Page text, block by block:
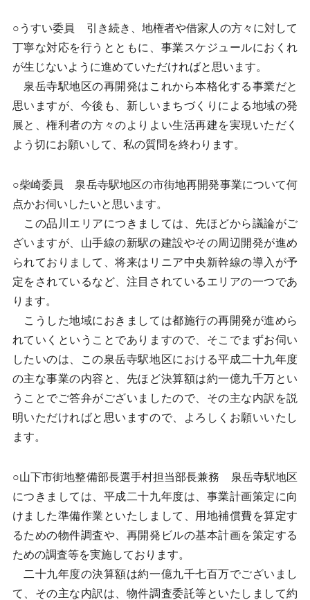
○うすい委員 引き続き、地権者や借家人の方々に対して
丁寧な対応を行うとともに、事業スケジュールにおくれ
が生じないように進めていただければと思います。
泉岳寺駅地区の再開発はこれから本格化する事業だと
思いますが、今後も、新しいまちづくりによる地域の発
展と、権利者の方々のよりよい生活再建を実現いただく
よう切にお願いして、私の質問を終わります。
○柴崎委員 泉岳寺駅地区の市街地再開発事業について何
点かお伺いしたいと思います。
この品川エリアにつきましては、先ほどから議論がご
ざいますが、山手線の新駅の建設やその周辺開発が進め
られておりまして、将来はリニア中央新幹線の導入が予
定をされているなど、注目されているエリアの一つであ
ります。
こうした地域におきましては都施行の再開発が進めら
れていくということでありますので、そこでまずお伺い
したいのは、この泉岳寺駅地区における平成二十九年度
の主な事業の内容と、先ほど決算額は約一億九千万とい
うことでご答弁がございましたので、その主な内訳を説
明いただければと思いますので、よろしくお願いいたし
ます。
○山下市街地整備部長選手村担当部長兼務 泉岳寺駅地区
につきましては、平成二十九年度は、事業計画策定に向
けました準備作業といたしまして、用地補償費を算定す
るための物件調査や、再開発ビルの基本計画を策定する
ための調査等を実施しております。
二十九年度の決算額は約一億九千七百万でございまし
て、その主な内訳は、物件調査委託等といたしまして約